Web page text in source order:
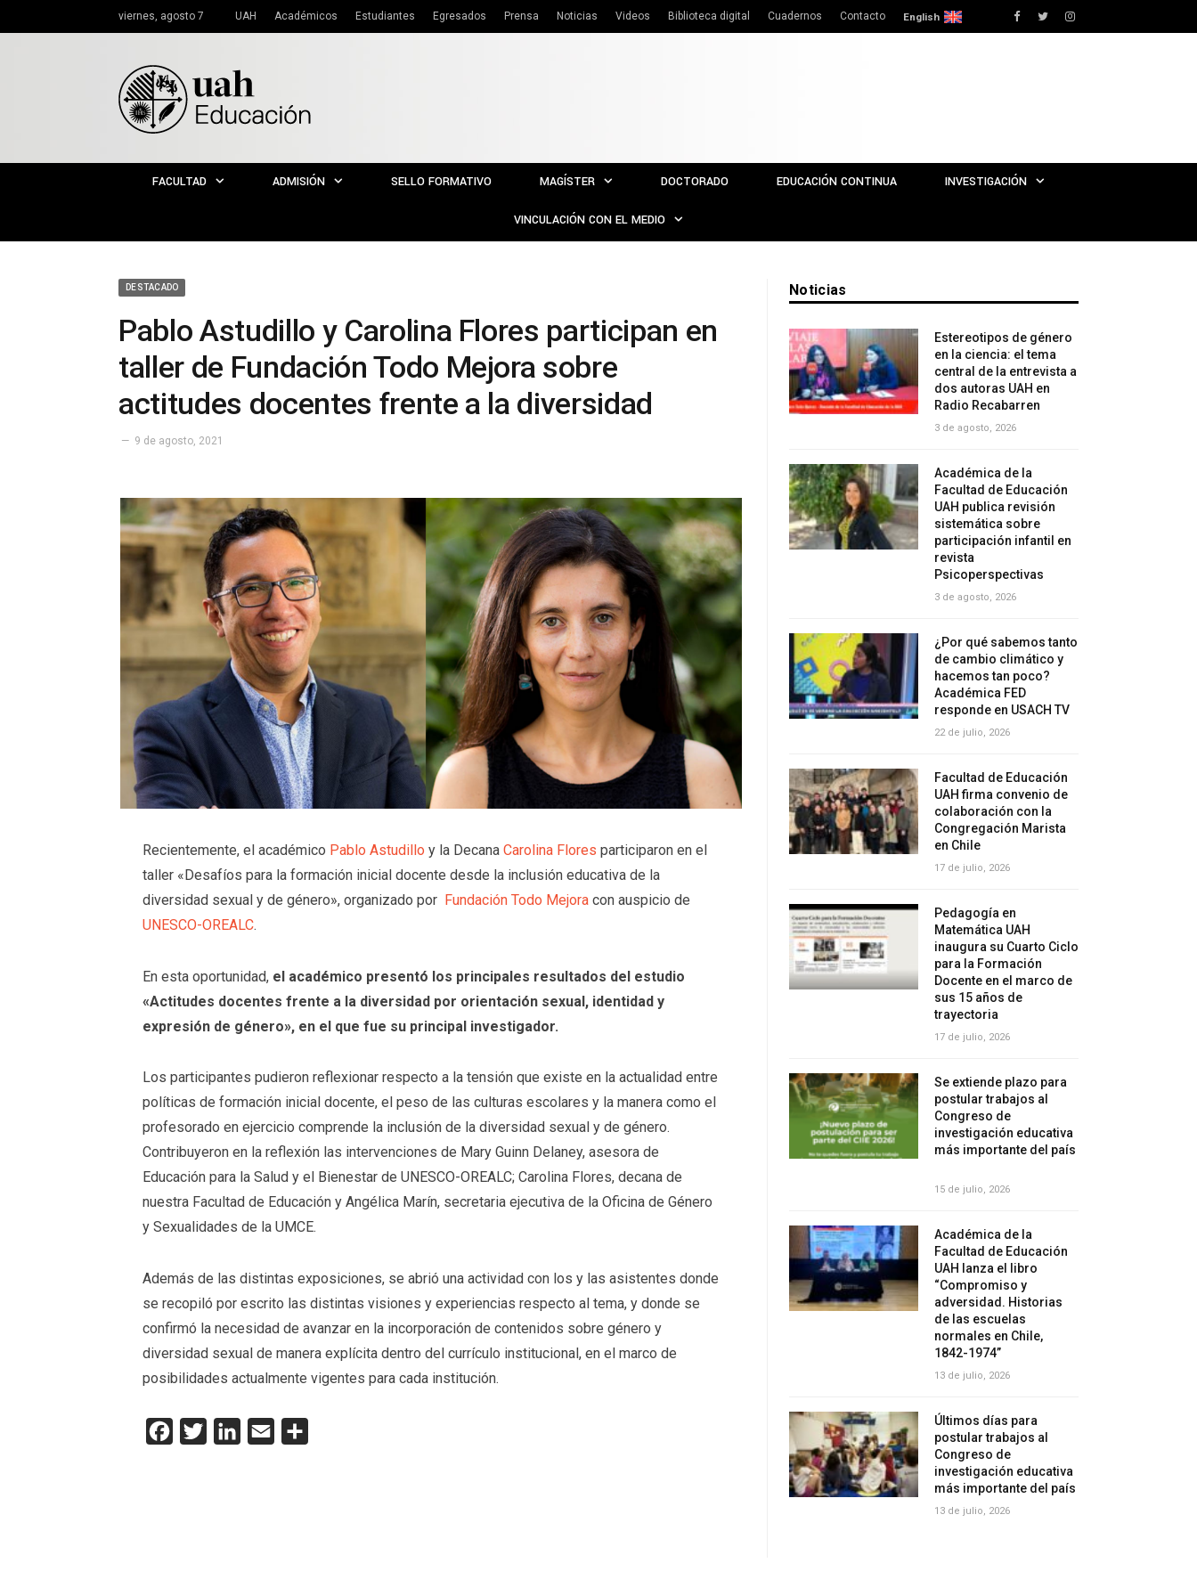
viernes, agosto 7 UAH Académicos Estudiantes Egresados Prensa Noticias Videos Biblioteca digital Cuadernos Contacto English Facebook
TwitterInstagram
FACULTAD ADMISIÓN SELLO FORMATIVO MAGÍSTER DOCTORADO EDUCACIÓN CONTINUA INVESTIGACIÓN
VINCULACIÓN CON EL MEDIO
DESTACADO
Pablo Astudillo y Carolina Flores participan en
taller de Fundación Todo Mejora sobre
actitudes docentes frente a la diversidad
9 de agosto, 2021
Recientemente, el académico Pablo Astudillo y la DecanaCarolina Flores participaron en el
taller «Desafíos para la formación inicial docente desde la inclusión educativa de la
diversidad sexual y de género», organizado por Fundación Todo Mejora con auspicio de
UNESCO-OREALC.
En esta oportunidad, el académico presentó los principales resultados del estudio
«Actitudes docentes frente a la diversidad por orientación sexual, identidad y
expresión de género», en el que fue su principal investigador.
Los participantes pudieron reflexionar respecto a la tensión que existe en la actualidad entre
políticas de formación inicial docente, el peso de las culturas escolares y la manera como el
profesorado en ejercicio comprende la inclusión de la diversidad sexual y de género.
Contribuyeron en la reflexión las intervenciones de Mary Guinn Delaney, asesora de
Educación para la Salud y el Bienestar de UNESCO-OREALC; Carolina Flores, decana de
nuestra Facultad de Educación y Angélica Marín, secretaria ejecutiva de la Oficina de Género
y Sexualidades de la UMCE.
Además de las distintas exposiciones, se abrió una actividad con los y las asistentes donde
se recopiló por escrito las distintas visiones y experiencias respecto al tema, y donde se
confirmó la necesidad de avanzar en la incorporación de contenidos sobre género y
diversidad sexual de manera explícita dentro del currículo institucional, en el marco de
posibilidades actualmente vigentes para cada institución.
Facebook
Twitter LinkedInEmail
Noticias
Estereotipos de género
en la ciencia: el tema
central de la entrevista a
dos autoras UAH en
Radio Recabarren
3 de agosto, 2026
Académica de la
Facultad de Educación
UAH publica revisión
sistemática sobre
participación infantil en
revista
Psicoperspectivas
3 de agosto, 2026
¿Por qué sabemos tanto
de cambio climático y
hacemos tan poco?
Académica FED
responde en USACH TV
22 de julio, 2026
Facultad de Educación
UAH firma convenio de
colaboración con la
Congregación Marista
en Chile
17 de julio, 2026
Pedagogía en
Matemática UAH
inaugura su Cuarto Ciclo
para la Formación
Docente en el marco de
sus 15 años de
trayectoria
17 de julio, 2026
Se extiende plazo para
postular trabajos al
Congreso de
investigación educativa
más importante del país
15 de julio, 2026
Académica de la
Facultad de Educación
UAH lanza el libro
“Compromiso y
adversidad. Historias
de las escuelas
normales en Chile,
1842-1974”
13 de julio, 2026
Últimos días para
postular trabajos al
Congreso de
investigación educativa
más importante del país
13 de julio, 2026